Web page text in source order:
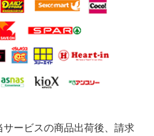
ービスの商品出荷後、請求